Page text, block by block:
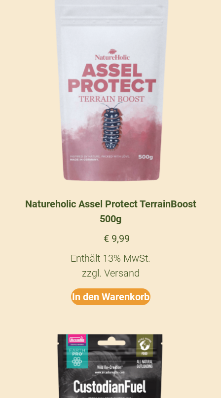
Natureholic Assel Protect TerrainBoost
500g
€ 9,99
Enthält 13% MwSt.
zzgl. Versand
In den Warenkorb